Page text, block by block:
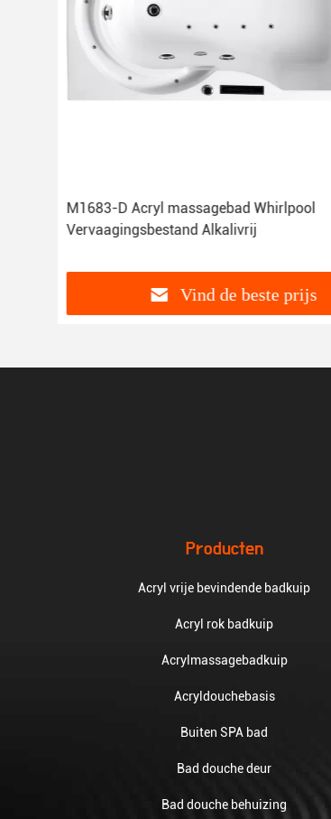
M1683-D Acryl massagebad Whirlpool
Vervaagingsbestand Alkalivrij
Vind de beste prijs
Producten
Acryl vrije bevindende badkuip
Acryl rok badkuip
Acrylmassagebadkuip
Acryldouchebasis
Buiten SPA bad
Bad douche deur
Bad douche behuizing